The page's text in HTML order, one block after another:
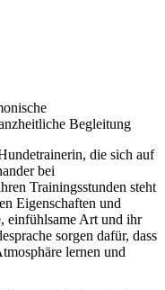
Begleitung
die sich auf
bei
Trainingsstunden steht
Eigenschaften und
einfühlsame Art und ihr
sorgen dafür, dass
lernen und